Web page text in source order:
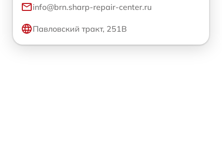
info@brn.sharp-repair-center.ru
Павловский тракт, 251В